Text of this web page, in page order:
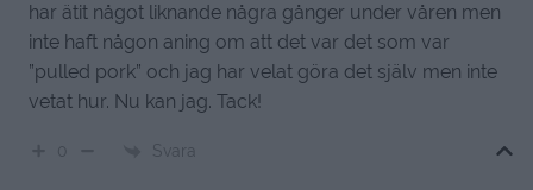
har ätit något liknande några gånger under våren men
inte haft någon aning om att det var det som var
”pulled pork” och jag har velat göra det själv men inte
vetat hur. Nu kan jag. Tack!
0 Svara